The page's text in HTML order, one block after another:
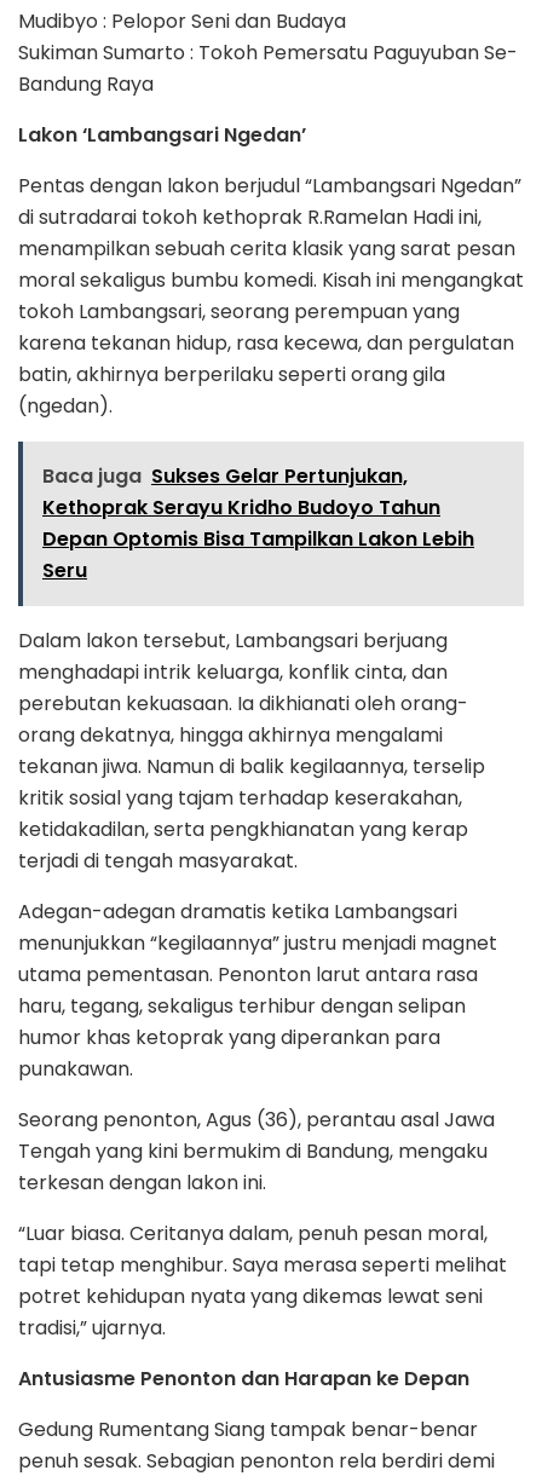
Mudibyo : Pelopor Seni dan Budaya
Sukiman Sumarto : Tokoh Pemersatu Paguyuban Se-
Bandung Raya
Lakon ‘Lambangsari Ngedan’
Pentas dengan lakon berjudul “Lambangsari Ngedan”
di sutradarai tokoh kethoprak R.Ramelan Hadi ini,
menampilkan sebuah cerita klasik yang sarat pesan
moral sekaligus bumbu komedi. Kisah ini mengangkat
tokoh Lambangsari, seorang perempuan yang
karena tekanan hidup, rasa kecewa, dan pergulatan
batin, akhirnya berperilaku seperti orang gila
(ngedan).
Baca juga Sukses Gelar Pertunjukan,
Kethoprak Serayu Kridho Budoyo Tahun
Depan Optomis Bisa Tampilkan Lakon Lebih
Seru
Dalam lakon tersebut, Lambangsari berjuang
menghadapi intrik keluarga, konflik cinta, dan
perebutan kekuasaan. Ia dikhianati oleh orang-
orang dekatnya, hingga akhirnya mengalami
tekanan jiwa. Namun di balik kegilaannya, terselip
kritik sosial yang tajam terhadap keserakahan,
ketidakadilan, serta pengkhianatan yang kerap
terjadi di tengah masyarakat.
Adegan-adegan dramatis ketika Lambangsari
menunjukkan “kegilaannya” justru menjadi magnet
utama pementasan. Penonton larut antara rasa
haru, tegang, sekaligus terhibur dengan selipan
humor khas ketoprak yang diperankan para
punakawan.
Seorang penonton, Agus (36), perantau asal Jawa
Tengah yang kini bermukim di Bandung, mengaku
terkesan dengan lakon ini.
“Luar biasa. Ceritanya dalam, penuh pesan moral,
tapi tetap menghibur. Saya merasa seperti melihat
potret kehidupan nyata yang dikemas lewat seni
tradisi,” ujarnya.
Antusiasme Penonton dan Harapan ke Depan
Gedung Rumentang Siang tampak benar-benar
penuh sesak. Sebagian penonton rela berdiri demi